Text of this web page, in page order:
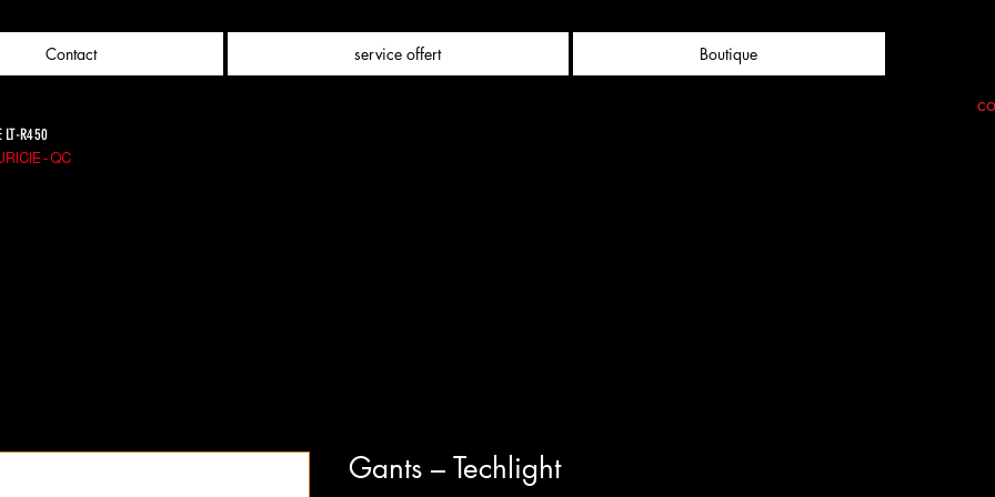
Contact service offert Boutique
LT-R450
- QC
Gants – Techlight